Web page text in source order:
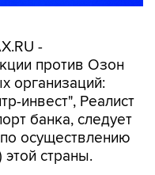
-
против Озон
организаций:
инвест", Реалист
банка, следует
осуществлению
страны.